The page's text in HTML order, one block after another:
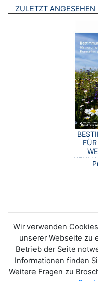
ZULETZT ANGESEHEN
Wir verwenden
unserer Webseite zu
Betrieb der Seite
Informationen finden
Weitere Fragen zu